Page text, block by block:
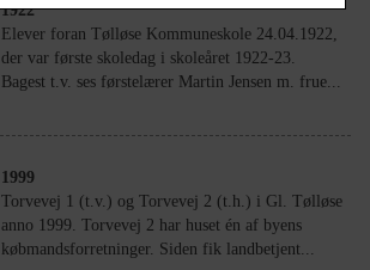
1922
Elever foran Tølløse Kommuneskole 24.04.1922,
der var første skoledag i skoleåret 1922-23.
Bagest t.v. ses førstelærer Martin Jensen m. frue...
1999
Torvevej 1 (t.v.) og Torvevej 2 (t.h.) i Gl. Tølløse
anno 1999. Torvevej 2 har huset én af byens
købmandsforretninger. Siden fik landbetjent...